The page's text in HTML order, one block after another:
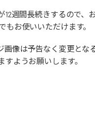
週間長続きするので
お使いいただけます。
像は予告なく変更と
ようお願いします。